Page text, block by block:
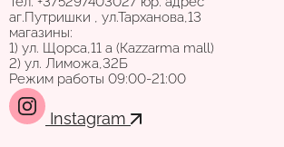
аг.Путришки , ул.Тарханова,13
магазины:
1) ул. Щорса,11 а (Каzzarma mall)
2) ул. Лиможа,32Б
Режим работы 09:00-21:00
Instagram